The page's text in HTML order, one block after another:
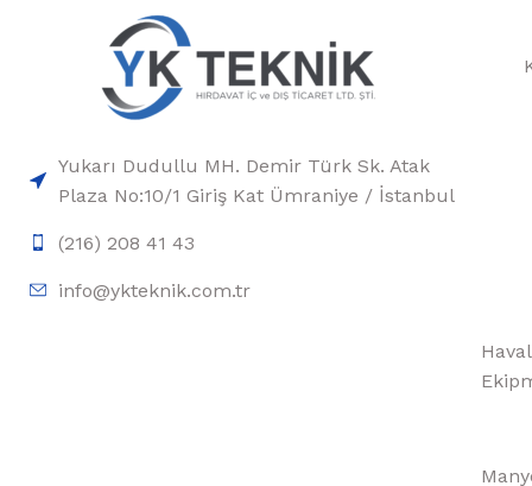
Yukarı Dudullu MH. Demir Türk Sk. Atak
Plaza No:10/1 Giriş Kat Ümraniye / İstanbul
(216) 208 41 43
info@ykteknik.com.tr